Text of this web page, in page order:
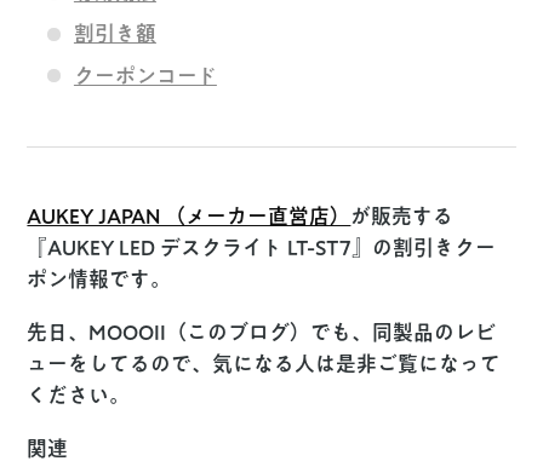
割引き額
クーポンコード
AUKEY JAPAN （メーカー直営店） が販売する
『AUKEY LED デスクライト LT-ST7』の割引きクー
ポン情報です。
先日、MOOOII（このブログ）でも、同製品のレビ
ューをしてるので、気になる人は是非ご覧になって
ください。
関連